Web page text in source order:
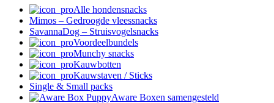
Alle hondensnacks
Mimos – Gedroogde vleessnacks
SavannaDog – Struisvogelsnacks
Voordeelbundels
Munchy snacks
Kauwbotten
Kauwstaven / Sticks
Single & Small packs
Aware Boxen samengesteld